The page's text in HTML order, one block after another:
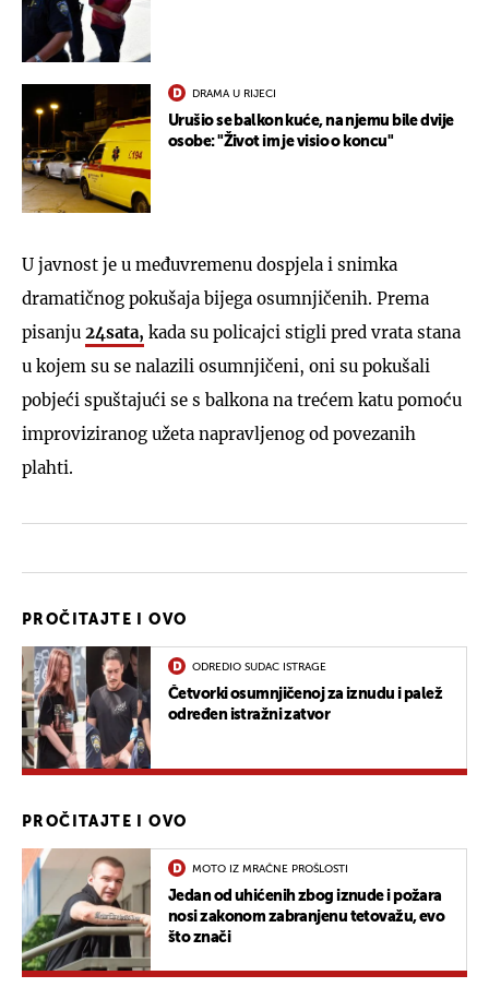
DRAMA U RIJECI
Urušio se balkon kuće, na njemu bile dvije
osobe: "Život im je visio o koncu"
U javnost je u međuvremenu dospjela i snimka
dramatičnog pokušaja bijega osumnjičenih. Prema
pisanju 24sata, kada su policajci stigli pred vrata stana
u kojem su se nalazili osumnjičeni, oni su pokušali
pobjeći spuštajući se s balkona na trećem katu pomoću
improviziranog užeta napravljenog od povezanih
plahti.
PROČITAJTE I OVO
ODREDIO SUDAC ISTRAGE
Četvorki osumnjičenoj za iznudu i palež
određen istražni zatvor
PROČITAJTE I OVO
MOTO IZ MRAČNE PROŠLOSTI
Jedan od uhićenih zbog iznude i požara
nosi zakonom zabranjenu tetovažu, evo
što znači